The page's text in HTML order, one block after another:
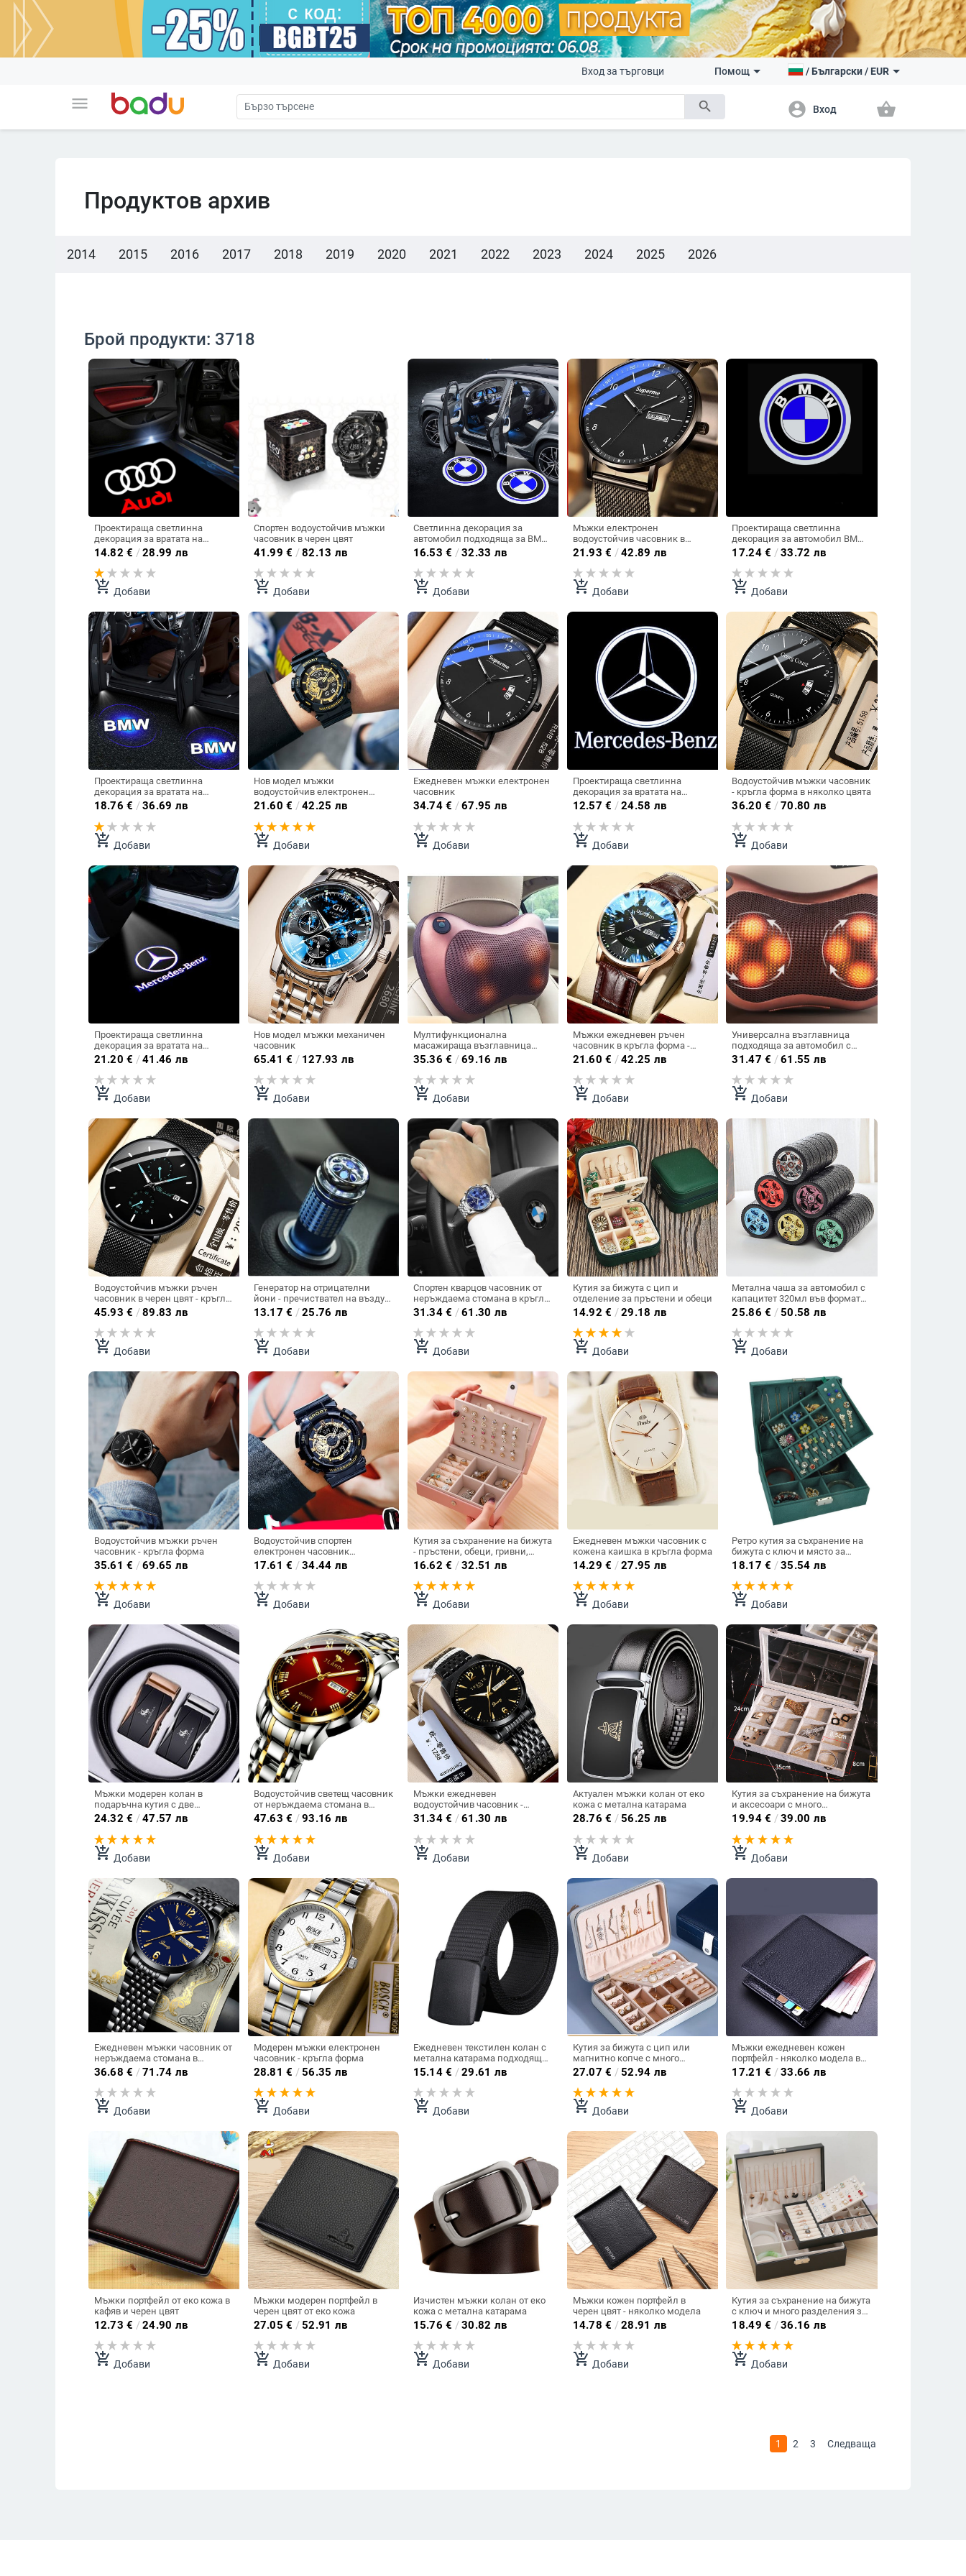
menu search
Вход за търговци Помощ /Български/ EUR
account_circle Вход shopping_basket
Продуктов архив
2014 2015 2016 2017 2018 2019 2020 2021 2022 2023 2024 2025 2026
Брой продукти: 3718
Проектираща светлинна
декорация за вратата на
автомобил подходяща за ауди
в различни модели
14.82 € /28.99 лв
add_shopping_cart Добави
Спортен водоустойчив мъжки
часовник в черен цвят
41.99 € /82.13 лв
add_shopping_cart Добави
Светлинна декорация за
автомобил подходяща за BMW
в няколко модела
16.53 € /32.33 лв
add_shopping_cart Добави
Мъжки електронен
водоустойчив часовник в
черен цвят
21.93 € /42.89 лв
add_shopping_cart Добави
Проектираща светлинна
декорация за автомобил BMW
в няколко модела
17.24€ /33.72 лв
add_shopping_cart Добави
Проектираща светлинна
декорация за вратата на
автомобила подходяща за
BMW в няколко модела
18.76 € /36.69 лв
add_shopping_cart Добави
Нов модел мъжки
водоустойчив електронен
часовник в няколко цвята
21.60 € /42.25 лв
add_shopping_cart Добави
Ежедневен мъжки електронен
часовник
34.74 € /67.95 лв
add_shopping_cart Добави
Проектираща светлинна
декорация за вратата на
автомобила подходяща за
Mercedes в няколко модела
12.57 € /24.58 лв
add_shopping_cart Добави
Водоустойчив мъжки часовник
- кръгла форма в няколко цвята
36.20 € /70.80 лв
add_shopping_cart Добави
Проектираща светлинна
декорация за вратата на
автомобил в няколко модела
21.20 € /41.46 лв
add_shopping_cart Добави
Нов модел мъжки механичен
часовник
65.41 € / 127.93 лв
add_shopping_cart Добави
Мултифункционална
масажираща възглавница
подходяща за автомобил
35.36 € /69.16 лв
add_shopping_cart Добави
Мъжки ежедневен ръчен
часовник в кръгла форма -
няколко цвята
21.60 € /42.25 лв
add_shopping_cart Добави
Универсална възглавница
подходяща за автомобил с
осем масажиращи глави
31.47 € /61.55 лв
add_shopping_cart Добави
Водоустойчив мъжки ръчен
часовник в черен цвят - кръгла
форма
45.93 € /89.83 лв
add_shopping_cart Добави
Генератор на отрицателни
йони - пречиствател на въздух
подходящ за запалката на
автомобила
13.17 € /25.76 лв
add_shopping_cart Добави
Спортен кварцов часовник от
неръждаема стомана в кръгла
форма
31.34 € /61.30 лв
add_shopping_cart Добави
Кутия за бижута с цип и
отделение за пръстени и обеци
14.92 € /29.18 лв
add_shopping_cart Добави
Метална чаша за автомобил с
капацитет 320мл във формата
на гума
25.86 € /50.58 лв
add_shopping_cart Добави
Водоустойчив мъжки ръчен
часовник - кръгла форма
35.61 € /69.65 лв
add_shopping_cart Добави
Водоустойчив спортен
електронен часовник
подходящ за мъже
17.61 € /34.44 лв
add_shopping_cart Добави
Кутия за съхранение на бижута
- пръстени, обеци, гривни,
брошки
16.62 € /32.51 лв
add_shopping_cart Добави
Ежедневен мъжки часовник с
кожена каишка в кръгла форма
14.29 € /27.95 лв
add_shopping_cart Добави
Ретро кутия за съхранение на
бижута с ключ и място за
гривни, пръстени, обеци,
18.17 € /35.54 лв
add_shopping_cart Добави
Мъжки модерен колан в
подаръчна кутия с две
катарами
24.32 € /47.57 лв
add_shopping_cart Добави
Водоустойчив светещ часовник
от неръждаема стомана в
няколко цвята
47.63 € /93.16 лв
add_shopping_cart Добави
Мъжки ежедневен
водоустойчив часовник -
кръгла форма
31.34 € /61.30 лв
add_shopping_cart Добави
Актуален мъжки колан от еко
кожа с метална катарама
28.76 € /56.25 лв
add_shopping_cart Добави
Кутия за съхранение на бижута
и аксесоари с много
разделения
19.94€ /39.00 лв
add_shopping_cart Добави
Ежедневен мъжки часовник от
неръждаема стомана в
няколко цвята
36.68 € /71.74 лв
add_shopping_cart Добави
Модерен мъжки електронен
часовник - кръгла форма
28.81 € /56.35 лв
add_shopping_cart Добави
Ежедневен текстилен колан с
метална катарама подходящ
за мъже и жени
15.14 € /29.61 лв
add_shopping_cart Добави
Кутия за бижута с цип или
магнитно копче с много
разделения
27.07 € /52.94 лв
add_shopping_cart Добави
Мъжки ежедневен кожен
портфейл - няколко модела в
черен цвят
17.21 € /33.66 лв
add_shopping_cart Добави
Мъжки портфейл от еко кожа в
кафяв и черен цвят
12.73 € /24.90 лв
add_shopping_cart Добави
Мъжки модерен портфейл в
черен цвят от еко кожа
27.05 € /52.91 лв
add_shopping_cart Добави
Изчистен мъжки колан от еко
кожа с метална катарама
15.76 € /30.82 лв
add_shopping_cart Добави
Мъжки кожен портфейл в
черен цвят - няколко модела
14.78 € /28.91 лв
add_shopping_cart Добави
Кутия за съхранение на бижута
с ключ и много разделения за
обеци, пръстени, гривни
18.49 € /36.16 лв
add_shopping_cart Добави
1 2 3 Следваща